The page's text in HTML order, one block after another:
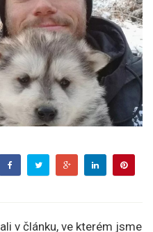
v článku, ve kterém jsme